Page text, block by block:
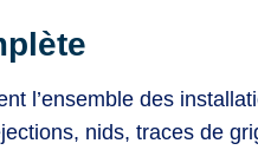
l’ensemble des
nids, traces de